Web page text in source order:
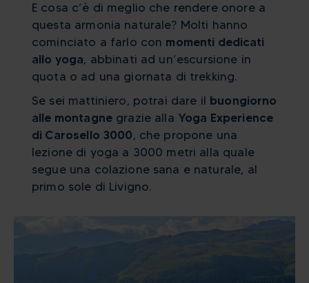
E cosa c’è di meglio che rendere onore a
questa armonia naturale? Molti hanno
cominciato a farlo con momenti dedicati
allo yoga, abbinati ad un’escursione in
quota o ad una giornata di trekking.
Se sei mattiniero, potrai dare il buongiorno
alle montagnegrazie alla Yoga Experience
di Carosello 3000, che propone una
lezione di yoga a 3000 metri alla quale
segue una colazione sana e naturale, al
primo sole di Livigno.